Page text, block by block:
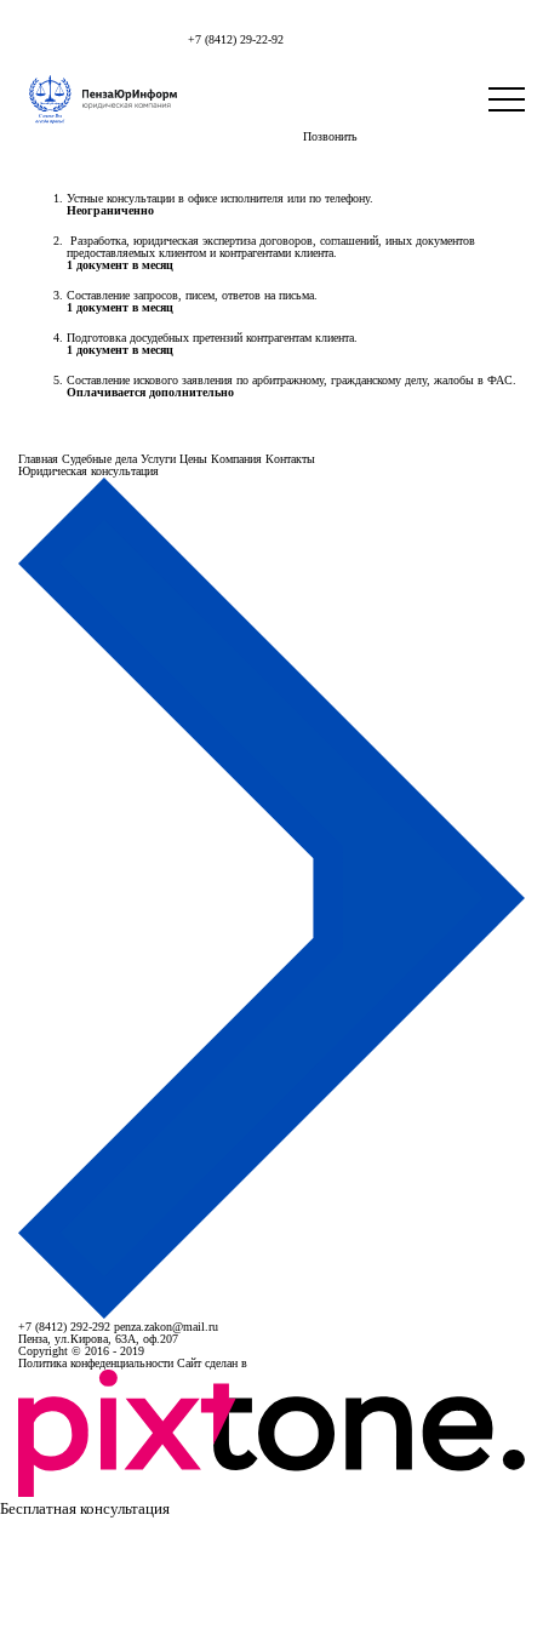
+7 (8412) 29-22-92
Позвонить
Пакет «Старт»
Устные консультации в офисе исполнителя или по телефону.
Неограниченно
Разработка, юридическая экспертиза договоров, соглашений, иных документов
предоставляемых клиентом и контрагентами клиента.
1 документ в месяц
Составление запросов, писем, ответов на письма.
1 документ в месяц
Подготовка досудебных претензий контрагентам клиента.
1 документ в месяц
Составление искового заявления по арбитражному, гражданскому делу, жалобы в ФАС.
Оплачивается дополнительно
Главная Судебные дела Услуги Цены Компания Контакты
Юридическая консультация
+7 (8412) 292-292 penza.zakon@mail.ru
Пенза, ул.Кирова, 63А, оф.207
Copyright © 2016 - 2019
Политика конфеденциальности Сайт сделан в
Бесплатная консультация